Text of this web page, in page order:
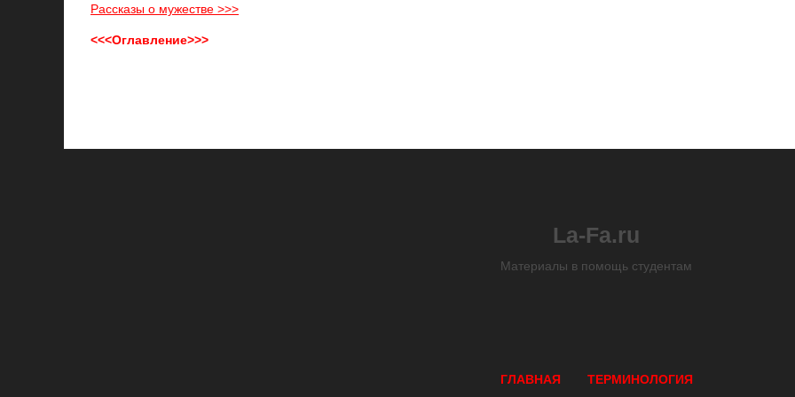
Рассказы о мужестве >>>
<<<Оглавление>>>
La-Fa.ru
Материалы в помощь студентам
ГЛАВНАЯ ТЕРМИНОЛОГИЯ